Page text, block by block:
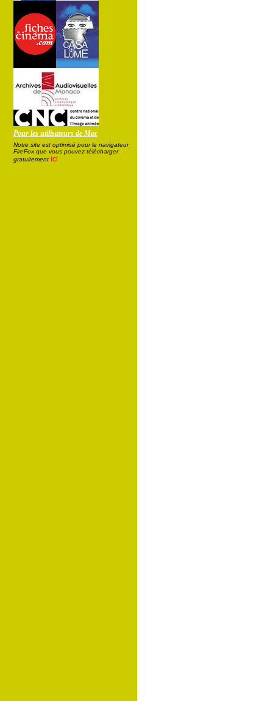
Pour les utilisateurs de Mac
Notre site est optimisé pour le navigateur
FireFox que vous pouvez télécharger
gratuitement ici